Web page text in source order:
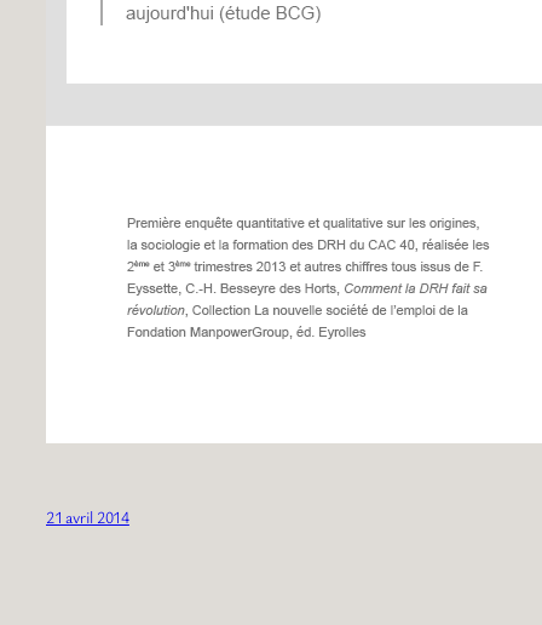
21 avril 2014